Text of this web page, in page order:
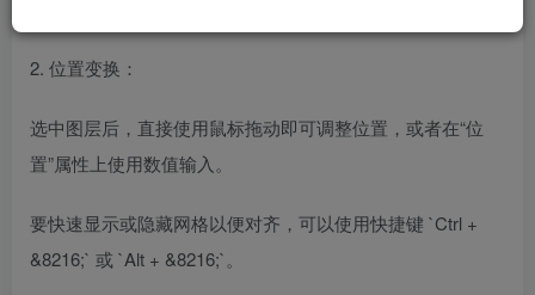
2. 位置变换：
选中图层后，直接使用鼠标拖动即可调整位置，或者在“位
置”属性上使用数值输入。
要快速显示或隐藏网格以便对齐，可以使用快捷键 `Ctrl +
&8216;` 或 `Alt + &8216;`。